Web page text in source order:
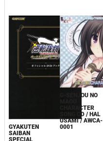
GYAKUTEN
SAIBAN
SPECIAL
G-SENJOU NO
CHARACTER
SONG CD / HAL
USAMI / AWCA-
0001